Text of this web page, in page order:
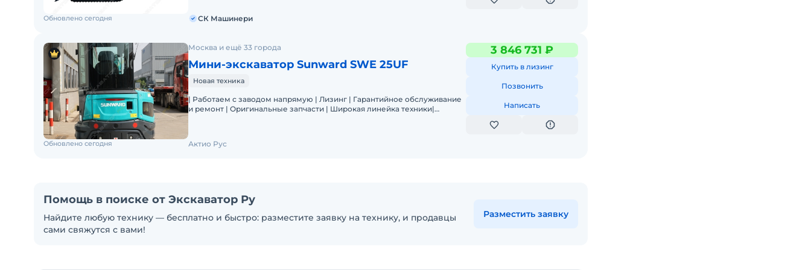
Обновлено сегодня СК Машинери
Москва и ещё 33 города
Мини-экскаватор Sunward SWE 25UF
Новая техника
| Работаем с заводом напрямую | Лизинг | Гарантийное обслуживание
и ремонт | Оригинальные запчасти | Широкая линейка техники|
3 846 731 ₽
Купить в лизинг
Позвонить
Написать
Обновлено сегодня Актио Рус
Помощь в поиске от Экскаватор Ру
Найдите любую технику — бесплатно и быстро: разместите заявку на технику, и продавцы
сами свяжутся с вами!
Разместить заявку